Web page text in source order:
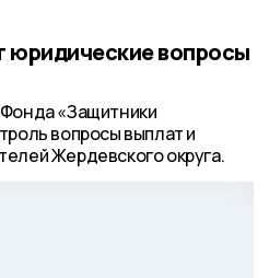
вопросы
«Защитники
вопросы выплат и
Жердевского округа.